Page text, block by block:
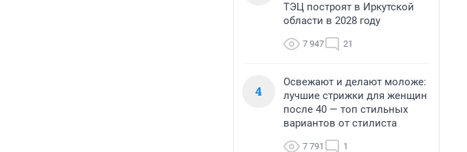
ТЭЦ построят в Иркутской
области в 2028 году
7 947 21
4
Освежают и делают моложе:
лучшие стрижки для женщин
после 40 — топ стильных
вариантов от стилиста
7 791 1